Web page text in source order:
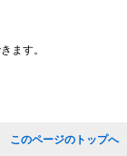
このページのトップへ
ます。